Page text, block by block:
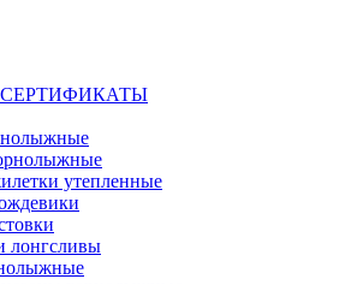
утепленные
лонгсливы